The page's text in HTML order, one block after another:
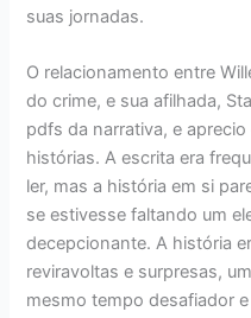
suas jornadas.
O relacionamento entre
do crime, e sua afilhada,
pdfs da narrativa, e
histórias. A escrita era
ler, mas a história em si
se estivesse faltando um
decepcionante. A história
reviravoltas e surpresas,
mesmo tempo desafiador